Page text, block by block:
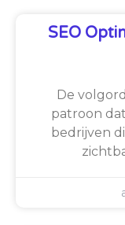
SEO
De
patroon
bedrijven